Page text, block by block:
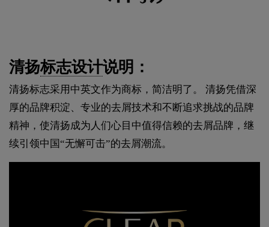
清扬标志设计说明：
清扬标志采用中英文作为商标，简洁明了。 清扬凭借深
厚的品牌积淀、专业的去屑技术和不断追求挑战的品牌
精神，使清扬成为人们心目中值得信赖的去屑品牌，继
续引领中国“无懈可击”的去屑潮流。